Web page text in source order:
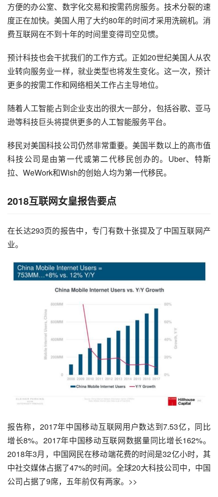
方便的办公室、数字化交易和按需药房服务。技术分裂的速
度正在加快。美国人用了大约80年的时间才采用洗碗机。消
费互联网在不到十年的时间里变得司空见惯。
预计科技也会干扰我们的工作方式。正如20世纪美国人从农
业转向服务业一样，就业类型也将发生变化。这一次，预计
更多的按需工作和网络相关工作占主导地位。
随着人工智能占到企业支出的很大一部分，包括谷歌、亚马
逊等科技巨头将提供更多的人工智能服务平台。
移民对美国科技公司仍然非常重要。美国半数以上的高市值
科技公司是由第一代或第二代移民创办的。Uber、 特斯
拉、WeWork和Wish的创始人均为第一代移民。
2018互联网女皇报告要点
在长达293页的报告中，专门有数十张提及了中国互联网产
业。
报告称，2017年中国移动互联网用户数达到7.53亿，同比
增长8%。2017年中国移动互联网数据量同比增长162%。
2018年3月，中国网民在移动端花费的时间是32亿小时，其
中社交媒体占据了47%的时间。全球20大科技公司中，中国
公司占据了9席，五年前仅有两家。>>